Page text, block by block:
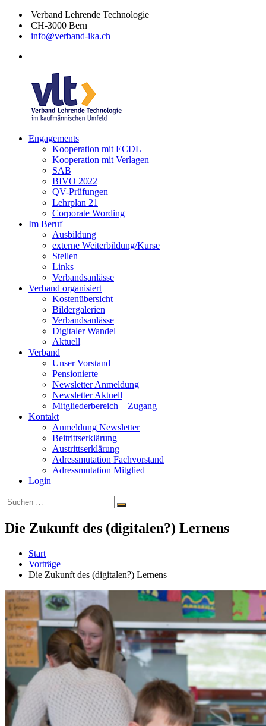
Zum
Inhalt
springen
Verband Lehrende Technologie
CH-3000 Bern
info@verband-ika.ch
Technologie
Technologie
kaufmännischen
Engagements
Kooperation mit ECDL
Kooperation mit Verlagen
SAB
BIVO 2022
QV-Prüfungen
Lehrplan 21
Corporate Wording
Im Beruf
Ausbildung
externe Weiterbildung/Kurse
Stellen
Links
Verbandsanlässe
Verband organisiert
Kostenübersicht
Bildergalerien
Verbandsanlässe
Digitaler Wandel
Aktuell
Verband
Unser Vorstand
Pensionierte
Newsletter Anmeldung
Newsletter Aktuell
Mitgliederbereich – Zugang
Kontakt
Anmeldung Newsletter
Beitrittserklärung
Austrittserklärung
Adressmutation Fachvorstand
Adressmutation Mitglied
Login
Suchen
nach:
Suchen
Die Zukunft des (digitalen?) Lernens
Start
Vorträge
Die Zukunft des (digitalen?) Lernens